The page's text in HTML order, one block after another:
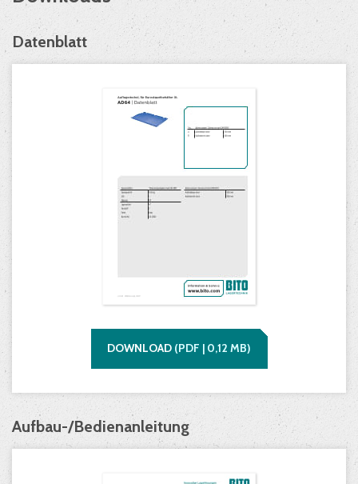
Datenblatt
DOWNLOAD (PDF | 0,12 MB)
Aufbau-/Bedienanleitung